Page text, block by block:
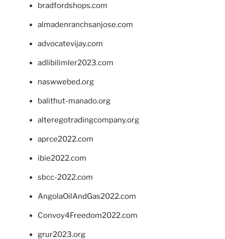
bradfordshops.com
almadenranchsanjose.com
advocatevijay.com
adlibilimler2023.com
naswwebed.org
balithut-manado.org
alteregotradingcompany.org
aprce2022.com
ibie2022.com
sbcc-2022.com
AngolaOilAndGas2022.com
Convoy4Freedom2022.com
grur2023.org